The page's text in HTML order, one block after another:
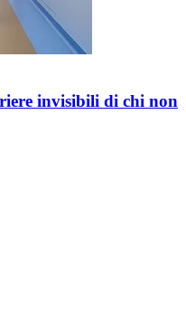
invisibili di chi non